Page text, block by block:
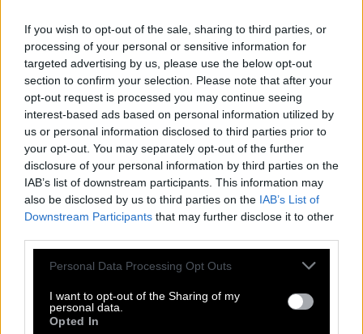
If you wish to opt-out of the sale, sharing to third parties, or
processing of your personal or sensitive information for
targeted advertising by us, please use the below opt-out
section to confirm your selection. Please note that after your
opt-out request is processed you may continue seeing
interest-based ads based on personal information utilized by
us or personal information disclosed to third parties prior to
your opt-out. You may separately opt-out of the further
disclosure of your personal information by third parties on the
IAB’s list of downstream participants. This information may
also be disclosed by us to third parties on the IAB’s List of
Downstream Participants that may further disclose it to other
Personal Data Processing Opt Outs
I want to opt-out of the Sharing of my
personal data.
Opted In
K
U F
E
A
M O R
Steiler Bergpfad:
S
T E I
G
Verliebt sich in der Mythologie in Psyche :
A
M O
R
So ist jemand nicht auf den Mund gefallen:
Sie __ früher schlimm an Akne:
I T
T